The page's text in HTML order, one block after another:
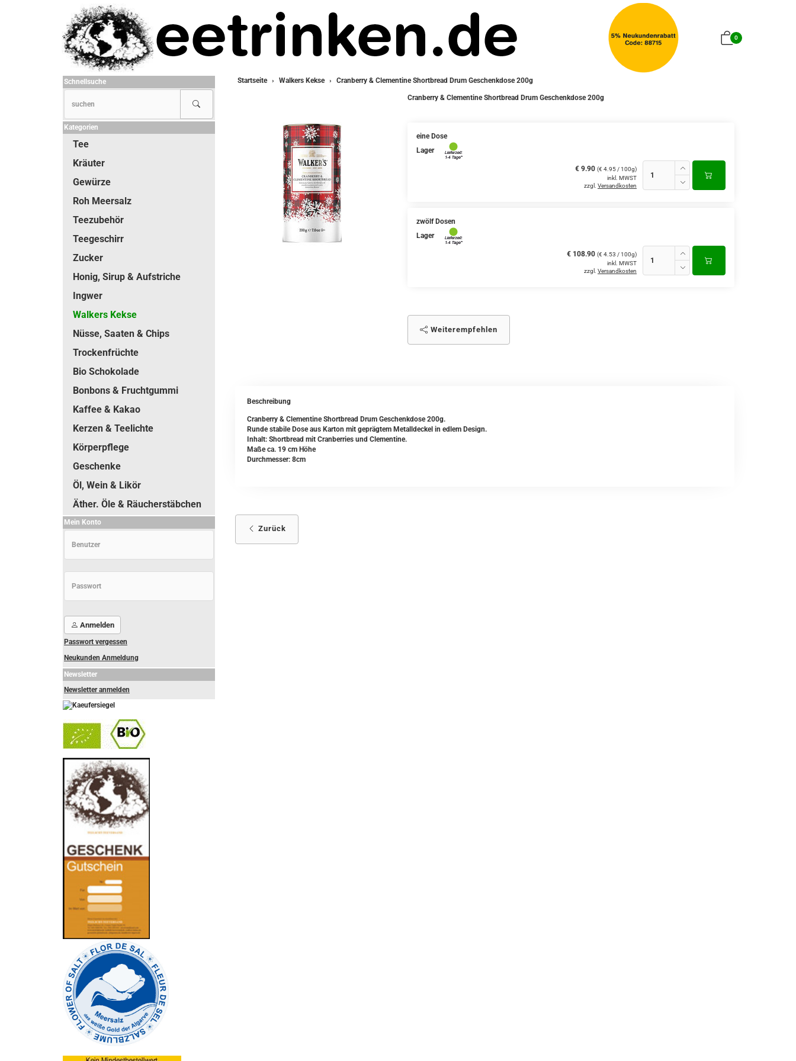
0
Startseite Walkers Kekse Cranberry & Clementine Shortbread Drum Geschenkdose 200g
Cranberry & Clementine Shortbread Drum Geschenkdose 200g
eine Dose
Lager
€ 9.90 (€ 4.95 / 100g)
inkl. MWST
zzgl. Versandkosten
zwölf Dosen
Lager
€ 108.90 (€ 4.53 / 100g)
inkl. MWST
zzgl. Versandkosten
Weiterempfehlen
Beschreibung
Cranberry & Clementine Shortbread Drum Geschenkdose 200g.
Runde stabile Dose aus Karton mit geprägtem Metalldeckel in edlem Design.
Inhalt: Shortbread mit Cranberries und Clementine.
Maße ca. 19 cm Höhe
Durchmesser: 8cm
Zurück
Schnellsuche
Kategorien
Tee
Kräuter
Gewürze
Roh Meersalz
Teezubehör
Teegeschirr
Zucker
Honig, Sirup & Aufstriche
Ingwer
Walkers Kekse
Nüsse, Saaten & Chips
Trockenfrüchte
Bio Schokolade
Bonbons & Fruchtgummi
Kaffee & Kakao
Kerzen & Teelichte
Körperpflege
Geschenke
Öl, Wein & Likör
Äther. Öle & Räucherstäbchen
Mein Konto
Anmelden
Passwort vergessen
Neukunden Anmeldung
Newsletter
Newsletter anmelden